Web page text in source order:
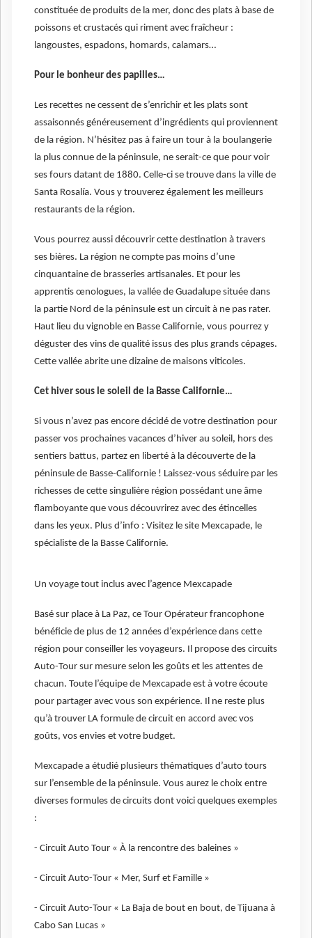
constituée de produits de la mer, donc des plats à base de
poissons et crustacés qui riment avec fraîcheur :
langoustes, espadons, homards, calamars…
Pour le bonheur des papilles…
Les recettes ne cessent de s’enrichir et les plats sont
assaisonnés généreusement d’ingrédients qui proviennent
de la région. N’hésitez pas à faire un tour à la boulangerie
la plus connue de la péninsule, ne serait-ce que pour voir
ses fours datant de 1880. Celle-ci se trouve dans la ville de
Santa Rosalía. Vous y trouverez également les meilleurs
restaurants de la région.
Vous pourrez aussi découvrir cette destination à travers
ses bières. La région ne compte pas moins d’une
cinquantaine de brasseries artisanales. Et pour les
apprentis œnologues, la vallée de Guadalupe située dans
la partie Nord de la péninsule est un circuit à ne pas rater.
Haut lieu du vignoble en Basse Californie, vous pourrez y
déguster des vins de qualité issus des plus grands cépages.
Cette vallée abrite une dizaine de maisons viticoles.
Cet hiver sous le soleil de la Basse Californie…
Si vous n’avez pas encore décidé de votre destination pour
passer vos prochaines vacances d’hiver au soleil, hors des
sentiers battus, partez en liberté à la découverte de la
péninsule de Basse-Californie ! Laissez-vous séduire par les
richesses de cette singulière région possédant une âme
flamboyante que vous découvrirez avec des étincelles
dans les yeux. Plus d’info : Visitez le site Mexcapade, le
spécialiste de la Basse Californie.
Un voyage tout inclus avec l’agence Mexcapade
Basé sur place à La Paz, ce Tour Opérateur francophone
bénéficie de plus de 12 années d’expérience dans cette
région pour conseiller les voyageurs. Il propose des circuits
Auto-Tour sur mesure selon les goûts et les attentes de
chacun. Toute l’équipe de Mexcapade est à votre écoute
pour partager avec vous son expérience. Il ne reste plus
qu’à trouver LA formule de circuit en accord avec vos
goûts, vos envies et votre budget.
Mexcapade a étudié plusieurs thématiques d’auto tours
sur l’ensemble de la péninsule. Vous aurez le choix entre
diverses formules de circuits dont voici quelques exemples
:
- Circuit Auto Tour « À la rencontre des baleines »
- Circuit Auto-Tour « Mer, Surf et Famille »
- Circuit Auto-Tour « La Baja de bout en bout, de Tijuana à
Cabo San Lucas »